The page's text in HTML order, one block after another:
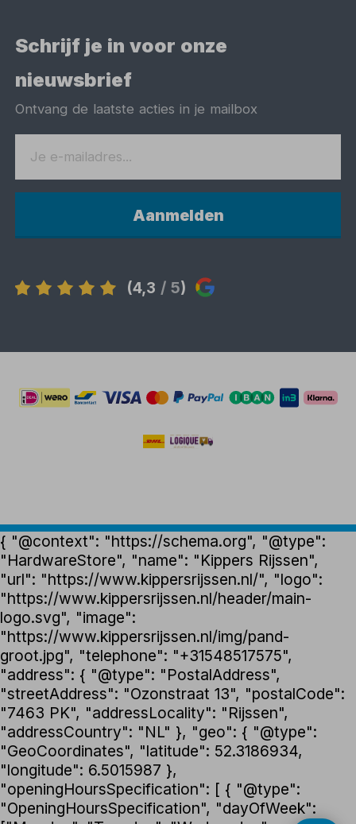
Schrijf je in voor onze
nieuwsbrief
Ontvang de laatste acties in je mailbox
Aanmelden
(4,3 / 5)
{ "@context": "https://schema.org", "@type":
"HardwareStore", "name": "Kippers Rijssen",
"url": "https://www.kippersrijssen.nl/", "logo":
"https://www.kippersrijssen.nl/header/main-
logo.svg", "image":
"https://www.kippersrijssen.nl/img/pand-
groot.jpg", "telephone": "+31548517575",
"address": { "@type": "PostalAddress",
"streetAddress": "Ozonstraat 13", "postalCode":
"7463 PK", "addressLocality": "Rijssen",
"addressCountry": "NL" }, "geo": { "@type":
"GeoCoordinates", "latitude": 52.3186934,
"longitude": 6.5015987 },
"openingHoursSpecification": [ { "@type":
"OpeningHoursSpecification", "dayOfWeek":